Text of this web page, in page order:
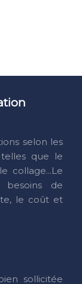
selon les
que le
collage...Le
de
le coût et
sollicitée